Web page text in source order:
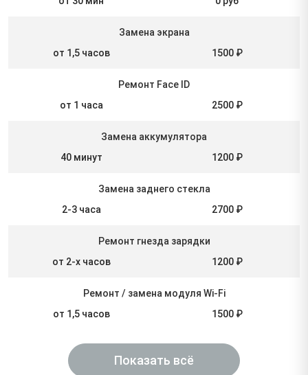
Замена экрана
от 1,5 часов
1500 ₽
Ремонт Face ID
от 1 часа
2500 ₽
Замена аккумулятора
40 минут
1200 ₽
Замена заднего стекла
2-3 часа
2700 ₽
Ремонт гнезда зарядки
от 2-х часов
1200 ₽
Ремонт / замена модуля Wi-Fi
от 1,5 часов
1500 ₽
Показать всё